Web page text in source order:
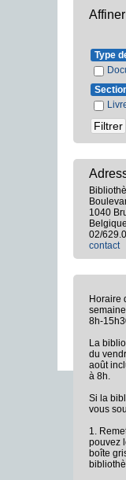
Type
1040
Belgique
02/
contact
Horaire
8h-
La
du
août
à 8h.
Si la
vous
1.
pouvez
boîte